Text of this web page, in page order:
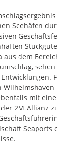
Seehäfen
aus dem
Wilhelmshaven
mit
2M-Allianz
Seaports